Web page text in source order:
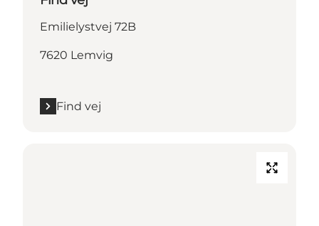
Emilielystvej 72B
7620 Lemvig
Find vej